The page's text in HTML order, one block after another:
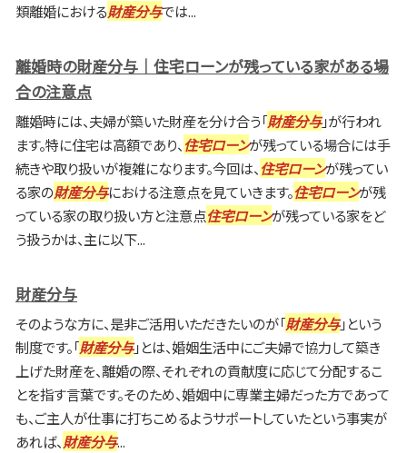
類離婚における財産分与では...
離婚時の財産分与｜住宅ローンが残っている家がある場
合の注意点
離婚時には、夫婦が築いた財産を分け合う「財産分与」が行われ
ます。特に住宅は高額であり、住宅ローンが残っている場合には手
続きや取り扱いが複雑になります。今回は、住宅ローンが残ってい
る家の財産分与における注意点を見ていきます。住宅ローンが残
っている家の取り扱い方と注意点住宅ローンが残っている家をど
う扱うかは、主に以下...
財産分与
そのような方に、是非ご活用いただきたいのが「財産分与」という
制度です。「財産分与」とは、婚姻生活中にご夫婦で協力して築き
上げた財産を、離婚の際、それぞれの貢献度に応じて分配するこ
とを指す言葉です。そのため、婚姻中に専業主婦だった方であって
も、ご主人が仕事に打ちこめるようサポートしていたという事実が
あれば、財産分与...